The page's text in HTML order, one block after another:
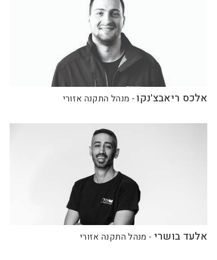
אלכס ריאבצ'נקו- מנהל התקנה אזורי
אלעד בושרי - מנהל התקנה אזורי